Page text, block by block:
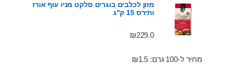
מזון לכלבים בוגרים סלקט מניו עוף אורז
ותירס 15 ק"ג
₪229.0
מחיר ל-100 גרם: ₪1.5